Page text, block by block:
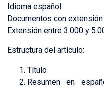
Idioma español
Documentos con extensión
Extensión entre 3.000 y
Estructura del artículo:
Título
Resumen en